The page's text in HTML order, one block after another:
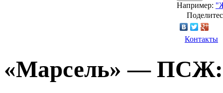
Например:
Контакты
«Марсель» — ПСЖ: